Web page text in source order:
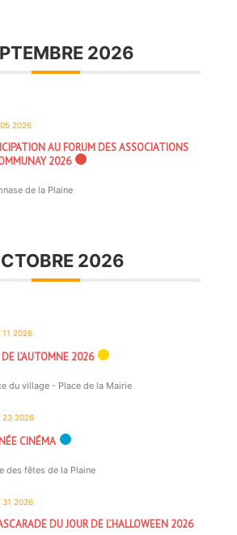
2026
05 2026
AU FORUM DES ASSOCIATIONS
2026
de la Plaine
2026
11 2026
L’AUTOMNE 2026
du village - Place de la Mairie
23 2026
CINÉMA
des fêtes de la Plaine
31 2026
DU JOUR DE L’HALLOWEEN 2026